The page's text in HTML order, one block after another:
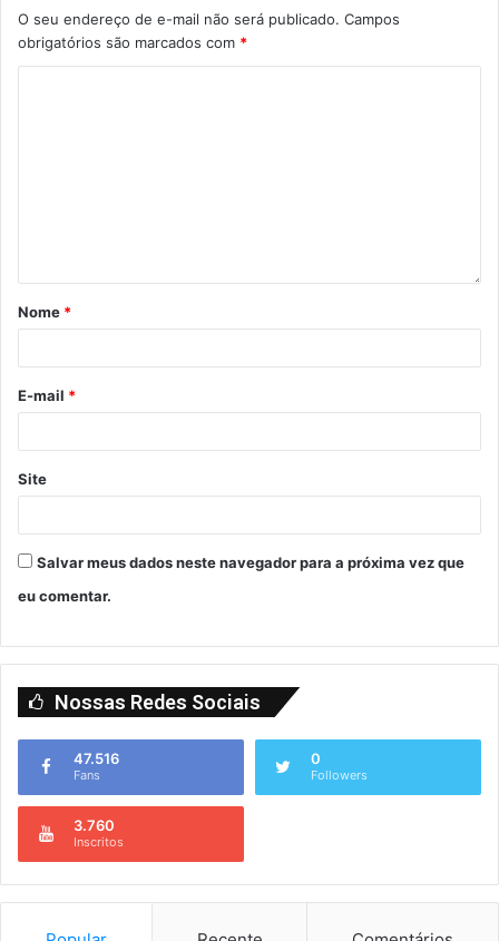
O seu endereço de e-mail não será publicado. Campos
obrigatórios são marcados com *
Nome *
E-mail *
Site
Salvar meus dados neste navegador para a próxima vez que
eu comentar.
Nossas Redes Sociais
47.516
Fans
0
Followers
3.760
Inscritos